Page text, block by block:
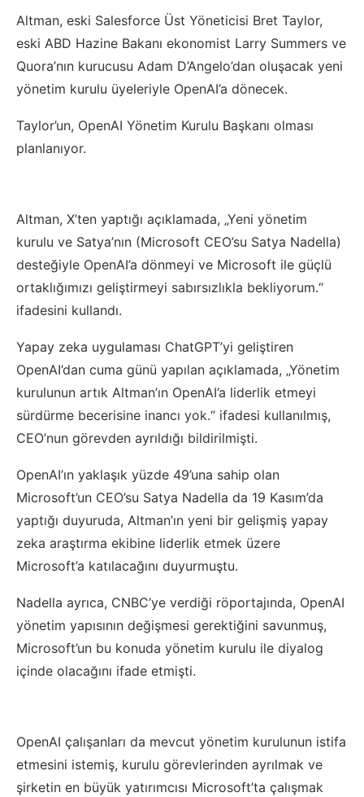
Altman, eski Salesforce Üst Yöneticisi Bret Taylor,
eski ABD Hazine Bakanı ekonomist Larry Summers ve
Quora’nın kurucusu Adam D’Angelo’dan oluşacak yeni
yönetim kurulu üyeleriyle OpenAI’a dönecek.
Taylor’un, OpenAI Yönetim Kurulu Başkanı olması
planlanıyor.
Altman, X’ten yaptığı açıklamada, „Yeni yönetim
kurulu ve Satya’nın (Microsoft CEO’su Satya Nadella)
desteğiyle OpenAI’a dönmeyi ve Microsoft ile güçlü
ortaklığımızı geliştirmeyi sabırsızlıkla bekliyorum.“
ifadesini kullandı.
Yapay zeka uygulaması ChatGPT’yi geliştiren
OpenAI’dan cuma günü yapılan açıklamada, „Yönetim
kurulunun artık Altman’ın OpenAI’a liderlik etmeyi
sürdürme becerisine inancı yok.“ ifadesi kullanılmış,
CEO’nun görevden ayrıldığı bildirilmişti.
OpenAI’ın yaklaşık yüzde 49’una sahip olan
Microsoft’un CEO’su Satya Nadella da 19 Kasım’da
yaptığı duyuruda, Altman’ın yeni bir gelişmiş yapay
zeka araştırma ekibine liderlik etmek üzere
Microsoft’a katılacağını duyurmuştu.
Nadella ayrıca, CNBC’ye verdiği röportajında, OpenAI
yönetim yapısının değişmesi gerektiğini savunmuş,
Microsoft’un bu konuda yönetim kurulu ile diyalog
içinde olacağını ifade etmişti.
OpenAI çalışanları da mevcut yönetim kurulunun istifa
etmesini istemiş, kurulu görevlerinden ayrılmak ve
şirketin en büyük yatırımcısı Microsoft’ta çalışmak